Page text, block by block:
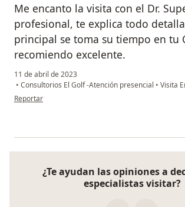
Me encanto la visita con el Dr.
profesional, te explica todo
principal se toma su tiempo en tu
recomiendo excelente.
11 de abril de 2023
• Consultorios El Golf -Atención presencial • Visita
en opinión del usuario Carmen
Reportar
¿Te ayudan las opiniones a
especialistas visitar?